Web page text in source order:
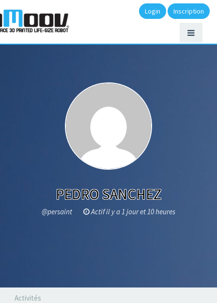
Login Inscription
PEDRO SANCHEZ
@persaint Actif il y a 1 jour et 10 heures
Activités